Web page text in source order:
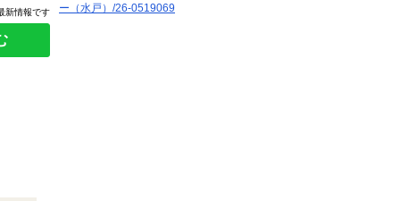
新情報です
ー（水戸）/26-0519069